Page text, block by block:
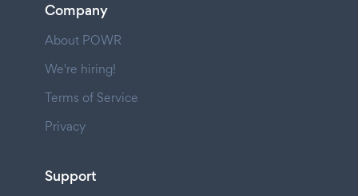
Company
About POWR
We're hiring!
Terms of Service
Privacy
Support